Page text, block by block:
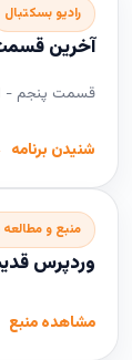
رادیو بسکتبال
آخرین
قسمت پنجم -
شنیدن برنامه
منبع و مطالعه
وردپرس
مشاهده منبع